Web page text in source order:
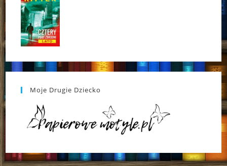
Moje Drugie Dziecko